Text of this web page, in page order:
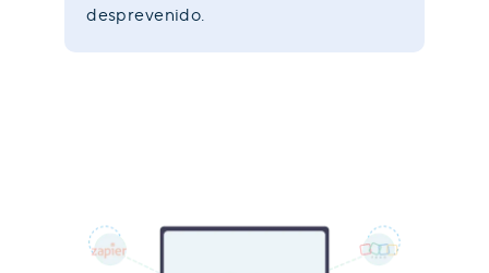
desprevenido.